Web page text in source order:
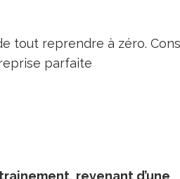
tout reprendre à zéro.
parfaite
revenant d’une